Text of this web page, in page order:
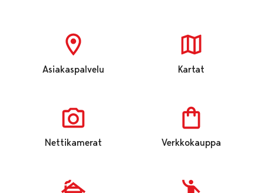
Asiakaspalvelu Kartat
Nettikamerat Verkkokauppa